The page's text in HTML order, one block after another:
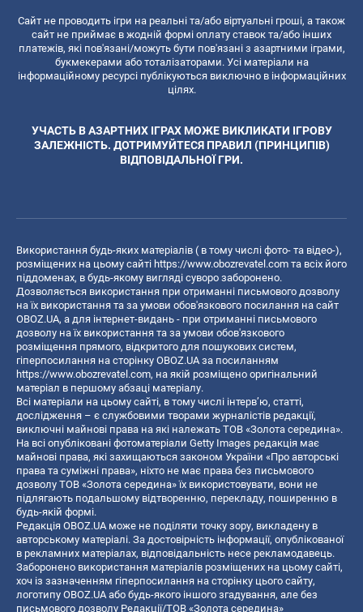
Сайт не проводить ігри на реальні та/або віртуальні гроші, а також
сайт не приймає в жодній формі оплату ставок та/або інших
платежів, які пов'язані/можуть бути пов'язані з азартними іграми,
букмекерами або тоталізаторами. Усі матеріали на
інформаційному ресурсі публікуються виключно в інформаційних
цілях.
УЧАСТЬ В АЗАРТНИХ ІГРАХ МОЖЕ ВИКЛИКАТИ ІГРОВУ
ЗАЛЕЖНІСТЬ. ДОТРИМУЙТЕСЯ ПРАВИЛ (ПРИНЦИПІВ)
ВІДПОВІДАЛЬНОЇ ГРИ.
Використання будь-яких матеріалів ( в тому числі фото- та відео-),
розміщених на цьому сайті https://www.obozrevatel.com та всіх його
піддоменах, в будь-якому вигляді суворо заборонено.
Дозволяється використання при отриманні письмового дозволу
на їх використання та за умови обов'язкового посилання на сайт
OBOZ.UA, а для інтернет-видань - при отриманні письмового
дозволу на їх використання та за умови обов'язкового
розміщення прямого, відкритого для пошукових систем,
гіперпосилання на сторінку OBOZ.UA за посиланням
https://www.obozrevatel.com, на якій розміщено оригінальний
матеріал в першому абзаці матеріалу.
Всі матеріали на цьому сайті, в тому числі інтерв’ю, статті,
дослідження – є службовими творами журналістів редакції,
виключні майнові права на які належать ТОВ «Золота середина».
На всі опубліковані фотоматеріали Getty Images редакція має
майнові права, які захищаються законом України «Про авторські
права та суміжні права», ніхто не має права без письмового
дозволу ТОВ «Золота середина» їх використовувати, вони не
підлягають подальшому відтворенню, перекладу, поширенню в
будь-якій формі.
Редакція OBOZ.UA може не поділяти точку зору, викладену в
авторському матеріалі. За достовірність інформації, опублікованої
в рекламних матеріалах, відповідальність несе рекламодавець.
Заборонено використання матеріалів розміщених на цьому сайті,
хоч із зазначенням гіперпосилання на сторінку цього сайту,
логотипу OBOZ.UA або будь-якого іншого згадування, але без
письмового дозволу Редакції/ТОВ «Золота середина»